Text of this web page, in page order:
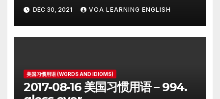
DEC 30, 2021 VOA LEARNING ENGLISH
美国习惯用语 (WORDS AND IDIOMS)
2017-08-16 美国习惯用语 – 994.